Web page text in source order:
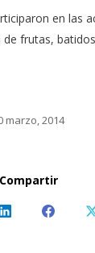
en las
de frutas,
marzo, 2014
Compartir
Share
Share